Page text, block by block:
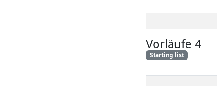
Vorläufe 4
Starting list